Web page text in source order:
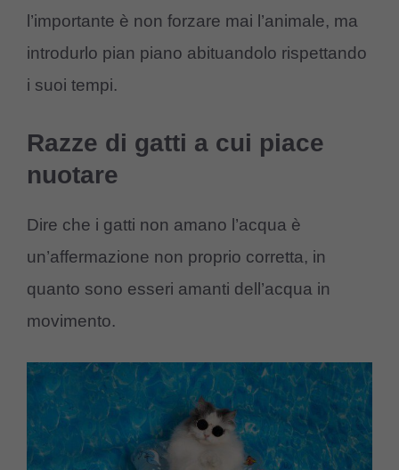
l’importante è non forzare mai l’animale, ma
introdurlo pian piano abituandolo rispettando
i suoi tempi.
Razze di gatti a cui piace
nuotare
Dire che i gatti non amano l’acqua è
un’affermazione non proprio corretta, in
quanto sono esseri amanti dell’acqua in
movimento.